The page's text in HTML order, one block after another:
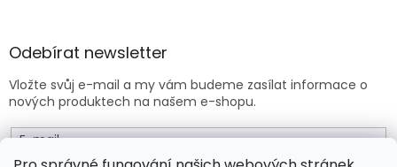
Odebírat newsletter
Vložte svůj e-mail a my vám budeme zasílat informace o
nových produktech na našem e-shopu.
E-mail